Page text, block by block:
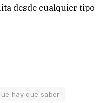
desde cualquier tipo
hay que saber